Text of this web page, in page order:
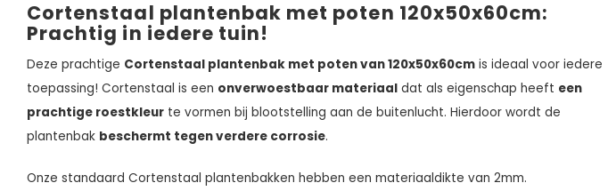
Cortenstaal plantenbak met poten 120x50x60cm:
Prachtig in iedere tuin!
Deze prachtige Cortenstaal plantenbak met poten van 120x50x60cm is ideaal voor iedere
toepassing! Cortenstaal is een onverwoestbaar materiaal dat als eigenschap heeft een
prachtige roestkleur te vormen bij blootstelling aan de buitenlucht. Hierdoor wordt de
plantenbak beschermt tegen verdere corrosie.
Onze standaard Cortenstaal plantenbakken hebben een materiaaldikte van 2mm.